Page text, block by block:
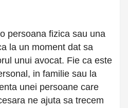
persoana fizica sau una
la un moment dat sa
unui avocat. Fie ca este
in familie sau la
unei persoane care
ne ajuta sa trecem